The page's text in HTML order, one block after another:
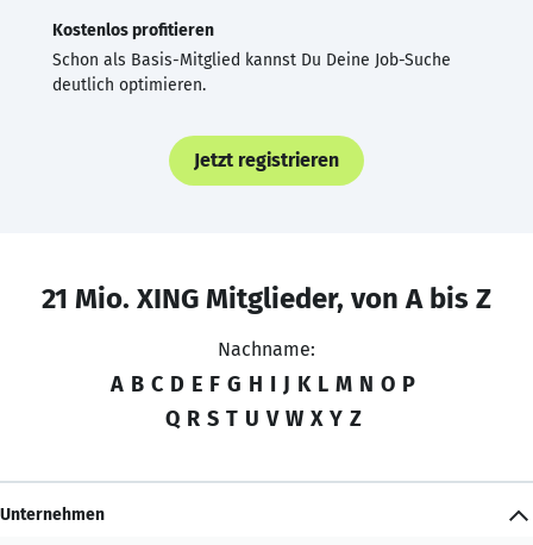
Kostenlos profitieren
Schon als Basis-Mitglied kannst Du Deine Job-Suche
deutlich optimieren.
Jetzt registrieren
21 Mio. XING Mitglieder, von A bis Z
Nachname:
A B C D E F G H I J K L M N O P
Q R S T U V W X Y Z
Unternehmen